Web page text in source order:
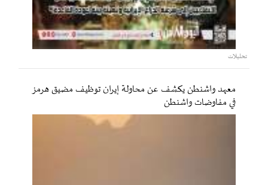
تحليلات
معهد واشنطن يكشف عن محاولة إيران توظيف مضيق هرمز
في مفاوضات واشنطن